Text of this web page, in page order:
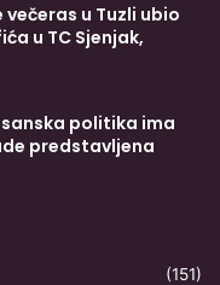
u Tuzli ubio
u TC Sjenjak,
politika ima
predstavljena
(151)